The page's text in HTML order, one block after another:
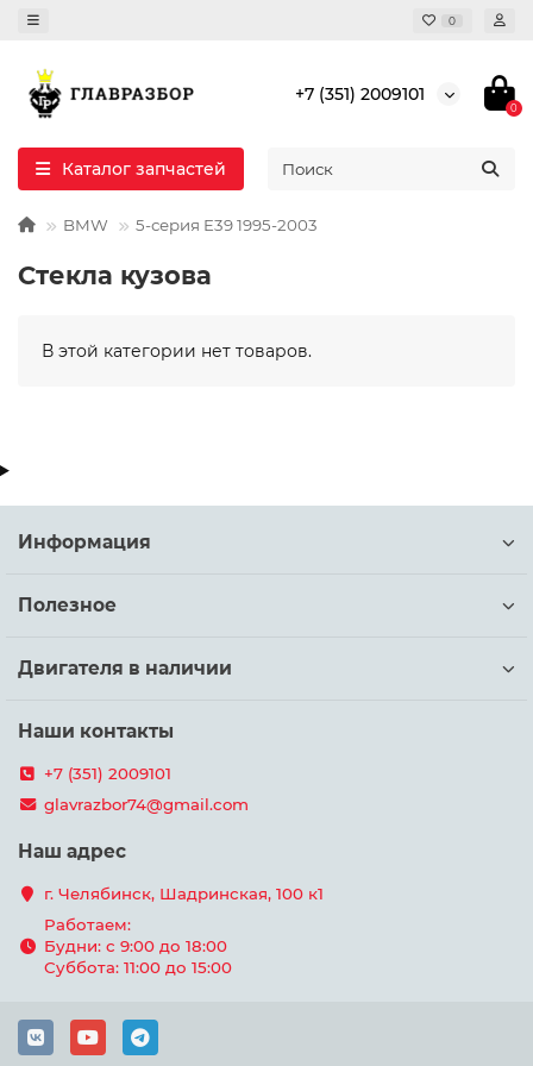
0
+7 (351) 2009101
0
Каталог запчастей
BMW 5-серия E39 1995-2003
Стекла кузова
В этой категории нет товаров.
Информация
Полезное
Двигателя в наличии
Наши контакты
+7 (351) 2009101
glavrazbor74@gmail.com
Наш адрес
г. Челябинск, Шадринская, 100 к1
Работаем:
Будни: с 9:00 до 18:00
Суббота: 11:00 до 15:00